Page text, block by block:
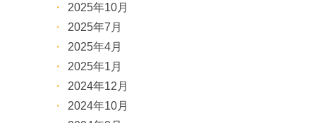
2025年10月
2025年7月
2025年4月
2025年1月
2024年12月
2024年10月